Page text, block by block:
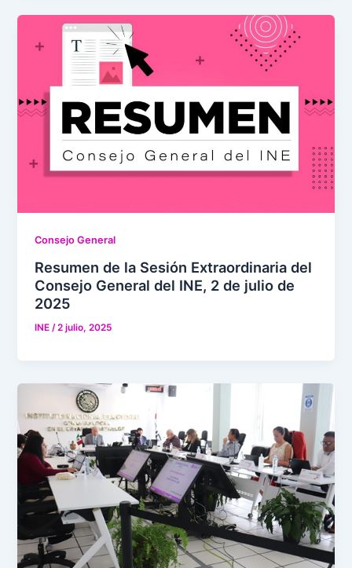
Consejo General
Resumen de la Sesión Extraordinaria del
Consejo General del INE, 2 de julio de
2025
INE /2 julio, 2025